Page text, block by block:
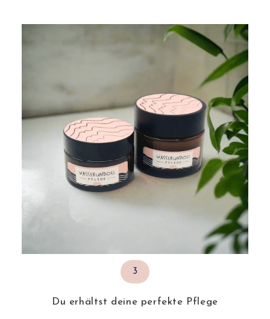
3
Du erhältst deine perfekte Pflege